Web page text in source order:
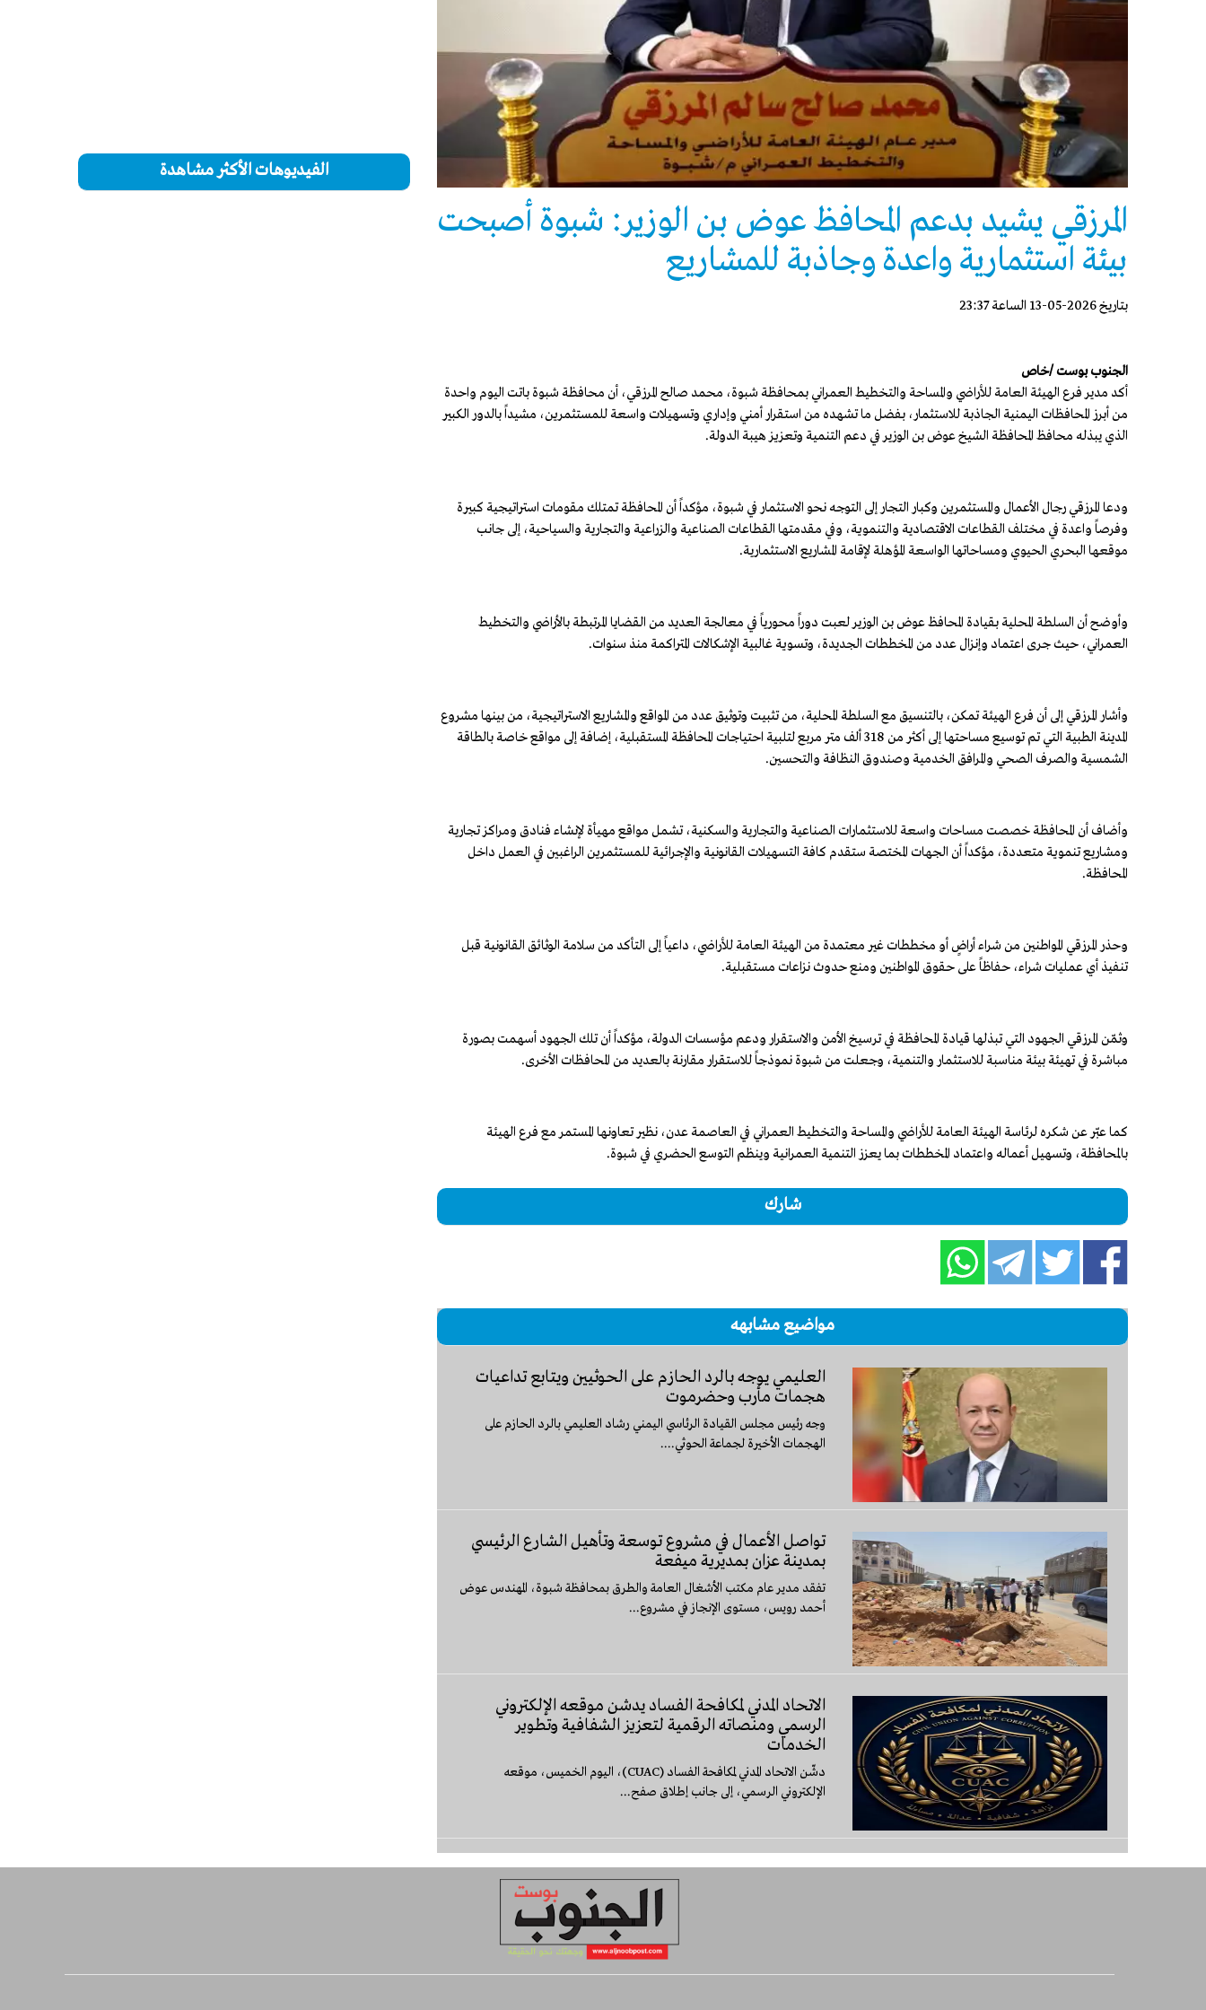
المرزقي يشيد بدعم المحافظ عوض بن الوزير: شبوة أصبحت
بيئة استثمارية واعدة وجاذبة للمشاريع
بتاريخ 2026-05-13 الساعة 23:37
الجنوب بوست /خاص
أكد مدير فرع الهيئة العامة للأراضي والمساحة والتخطيط العمراني بمحافظة شبوة، محمد صالح المرزقي، أن محافظة شبوة باتت اليوم واحدة
من أبرز المحافظات اليمنية الجاذبة للاستثمار، بفضل ما تشهده من استقرار أمني وإداري وتسهيلات واسعة للمستثمرين، مشيداً بالدور الكبير
الذي يبذله محافظ المحافظة الشيخ عوض بن الوزير في دعم التنمية وتعزيز هيبة الدولة.
ودعا المرزقي رجال الأعمال والمستثمرين وكبار التجار إلى التوجه نحو الاستثمار في شبوة، مؤكداً أن المحافظة تمتلك مقومات استراتيجية كبيرة
وفرصاً واعدة في مختلف القطاعات الاقتصادية والتنموية، وفي مقدمتها القطاعات الصناعية والزراعية والتجارية والسياحية، إلى جانب
موقعها البحري الحيوي ومساحاتها الواسعة المؤهلة لإقامة المشاريع الاستثمارية.
وأوضح أن السلطة المحلية بقيادة المحافظ عوض بن الوزير لعبت دوراً محورياً في معالجة العديد من القضايا المرتبطة بالأراضي والتخطيط
العمراني، حيث جرى اعتماد وإنزال عدد من المخططات الجديدة، وتسوية غالبية الإشكالات المتراكمة منذ سنوات.
وأشار المرزقي إلى أن فرع الهيئة تمكن، بالتنسيق مع السلطة المحلية، من تثبيت وتوثيق عدد من المواقع والمشاريع الاستراتيجية، من بينها مشروع
المدينة الطبية التي تم توسيع مساحتها إلى أكثر من 318 ألف متر مربع لتلبية احتياجات المحافظة المستقبلية، إضافة إلى مواقع خاصة بالطاقة
الشمسية والصرف الصحي والمرافق الخدمية وصندوق النظافة والتحسين.
وأضاف أن المحافظة خصصت مساحات واسعة للاستثمارات الصناعية والتجارية والسكنية، تشمل مواقع مهيأة لإنشاء فنادق ومراكز تجارية
ومشاريع تنموية متعددة، مؤكداً أن الجهات المختصة ستقدم كافة التسهيلات القانونية والإجرائية للمستثمرين الراغبين في العمل داخل
المحافظة.
وحذر المرزقي المواطنين من شراء أراضٍ أو مخططات غير معتمدة من الهيئة العامة للأراضي، داعياً إلى التأكد من سلامة الوثائق القانونية قبل
تنفيذ أي عمليات شراء، حفاظاً على حقوق المواطنين ومنع حدوث نزاعات مستقبلية.
وثمّن المرزقي الجهود التي تبذلها قيادة المحافظة في ترسيخ الأمن والاستقرار ودعم مؤسسات الدولة، مؤكداً أن تلك الجهود أسهمت بصورة
مباشرة في تهيئة بيئة مناسبة للاستثمار والتنمية، وجعلت من شبوة نموذجاً للاستقرار مقارنة بالعديد من المحافظات الأخرى.
كما عبّر عن شكره لرئاسة الهيئة العامة للأراضي والمساحة والتخطيط العمراني في العاصمة عدن، نظير تعاونها المستمر مع فرع الهيئة
بالمحافظة، وتسهيل أعماله واعتماد المخططات بما يعزز التنمية العمرانية وينظم التوسع الحضري في شبوة.
شارك
مواضيع مشابهه
العليمي يوجه بالرد الحازم على الحوثيين ويتابع تداعيات
هجمات مأرب وحضرموت
وجه رئيس مجلس القيادة الرئاسي اليمني رشاد العليمي بالرد الحازم على
الهجمات الأخيرة لجماعة الحوثي....
تواصل الأعمال في مشروع توسعة وتأهيل الشارع الرئيسي
بمدينة عزان بمديرية ميفعة
تفقد مدير عام مكتب الأشغال العامة والطرق بمحافظة شبوة، المهندس عوض
أحمد رويس، مستوى الإنجاز في مشروع...
الاتحاد المدني لمكافحة الفساد يدشن موقعه الإلكتروني
الرسمي ومنصاته الرقمية لتعزيز الشفافية وتطوير
الخدمات
دشّن الاتحاد المدني لمكافحة الفساد (CUAC)، اليوم الخميس، موقعه
الإلكتروني الرسمي، إلى جانب إطلاق صفح...
الفيديوهات الأكثر مشاهدة